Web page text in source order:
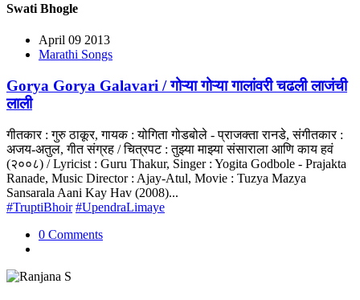
Swati Bhogle
April 09 2013
Marathi Songs
Gorya Gorya Galavari / गोऱ्या गोऱ्या गालांवरी चढली लाजंची
लाली
गीतकार : गुरु ठाकूर, गायक : योगिता गोडबोले - प्राजक्ता रानडे, संगीतकार :
अजय-अतुल, गीत संग्रह / चित्रपट : तुझ्या माझ्या संसाराला आणि काय हवं
(२००८) / Lyricist : Guru Thakur, Singer : Yogita Godbole - Prajakta
Ranade, Music Director : Ajay-Atul, Movie : Tuzya Mazya
Sansarala Aani Kay Hav (2008)...
#TruptiBhoir #UpendraLimaye
0 Comments